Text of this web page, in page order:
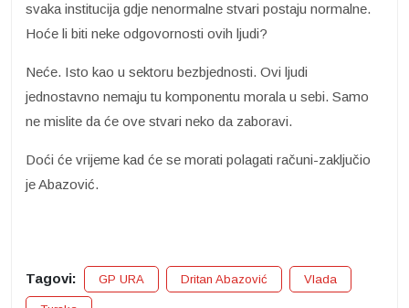
svaka institucija gdje nenormalne stvari postaju normalne.
Hoće li biti neke odgovornosti ovih ljudi?
Neće. Isto kao u sektoru bezbjednosti. Ovi ljudi
jednostavno nemaju tu komponentu morala u sebi. Samo
ne mislite da će ove stvari neko da zaboravi.
Doći će vrijeme kad će se morati polagati računi-zaključio
je Abazović.
Tagovi: GP URA Dritan Abazović Vlada